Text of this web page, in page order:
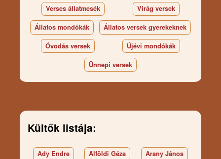
Verses állatmesék Virág versek
Állatos mondókák Állatos versek gyerekeknek
Óvodás versek Újévi mondókák
Ünnepi versek
Kültők listája:
Ady Endre Alföldi Géza Arany János